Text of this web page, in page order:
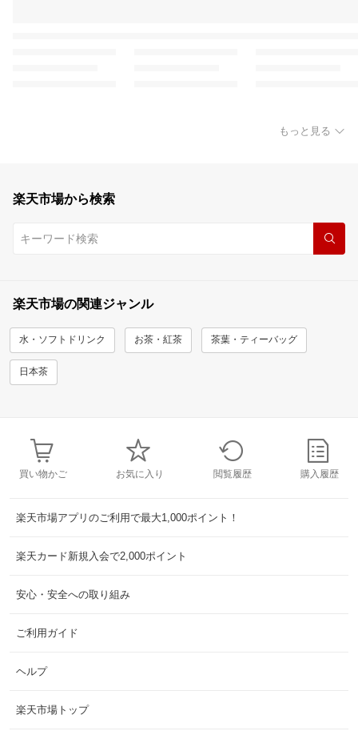
もっと見る
楽天市場から検索
楽天市場の関連ジャンル
水・ソフトドリンク お茶・紅茶 茶葉・ティーバッグ
日本茶
買い物かご お気に入り 閲覧履歴 購入履歴
楽天市場アプリのご利用で最大1,000ポイント！
楽天カード新規入会で2,000ポイント
安心・安全への取り組み
ご利用ガイド
ヘルプ
楽天市場トップ